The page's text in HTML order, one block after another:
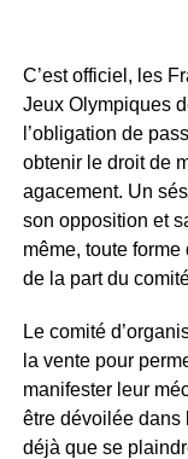
C’est officiel, les
Jeux Olympiques
l’obligation de
obtenir le droit de
agacement. Un
son opposition et
même, toute
de la part du
Le comité
la vente pour
manifester leur
être dévoilée dans
déjà que se